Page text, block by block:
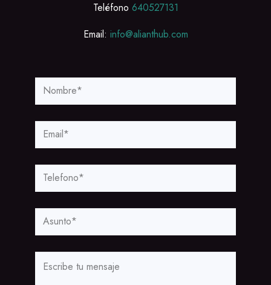
Teléfono 640527131
Email: info@alianthub.com